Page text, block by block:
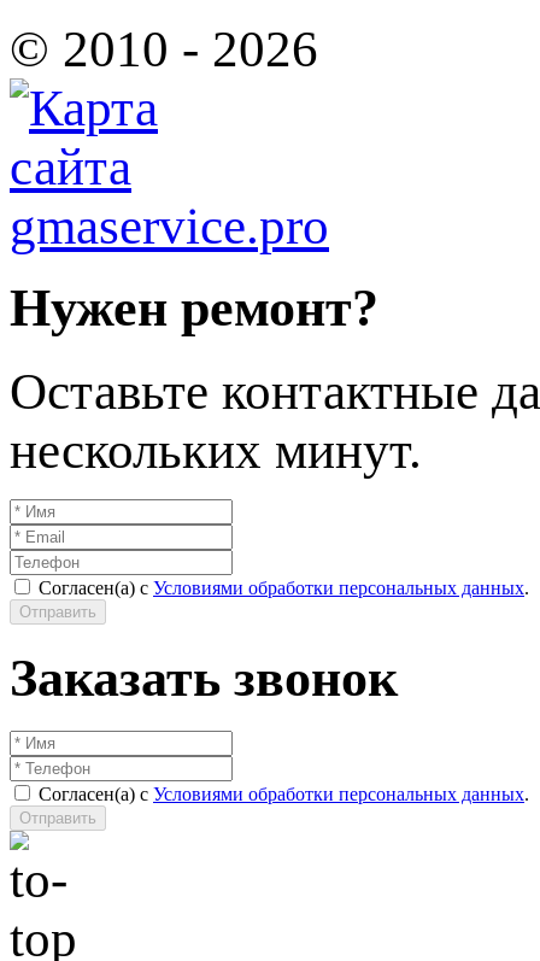
© 2010 - 2026
Нужен ремонт?
Оставьте контактные
нескольких минут.
Согласен(а) с Условиями обработки персональных данных.
Отправить
Заказать звонок
Согласен(а) с Условиями обработки персональных данных.
Отправить